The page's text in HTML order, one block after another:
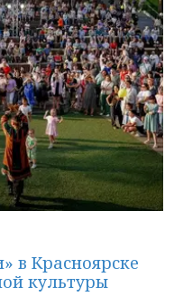
в Красноярске
культуры